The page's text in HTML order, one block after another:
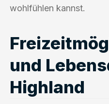
wohlfühlen kannst.
und
Highland